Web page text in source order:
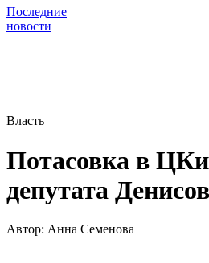
Последние
новости
Власть
Потасовка в
депутата
Автор: Анна Семенова